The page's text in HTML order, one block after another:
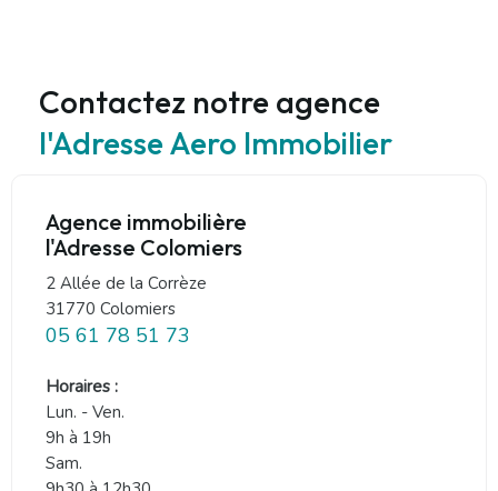
Contactez notre agence
l'Adresse Aero Immobilier
Agence immobilière
l'Adresse Colomiers
2 Allée de la Corrèze
31770 Colomiers
05 61 78 51 73
Horaires :
Lun. - Ven.
9h à 19h
Sam.